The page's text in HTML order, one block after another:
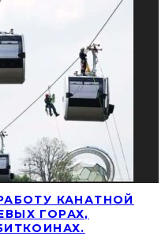
КАНАТНОЙ
ГОРАХ,